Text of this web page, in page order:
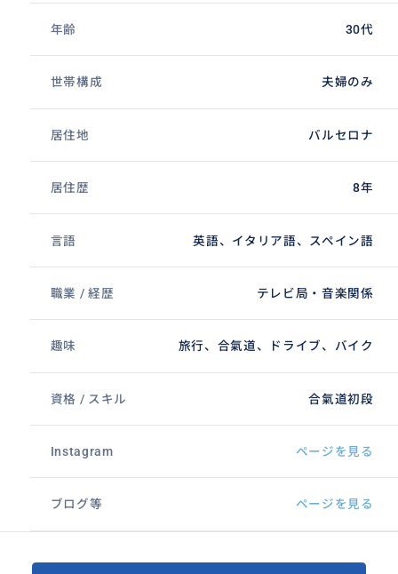
年齢 30代
世帯構成 夫婦のみ
居住地 バルセロナ
居住歴 8年
言語 英語、イタリア語、スペイン語
職業 / 経歴 テレビ局・音楽関係
趣味 旅行、合氣道、ドライブ、バイク
資格 / スキル 合氣道初段
Instagram ページを見る
ブログ等 ページを見る